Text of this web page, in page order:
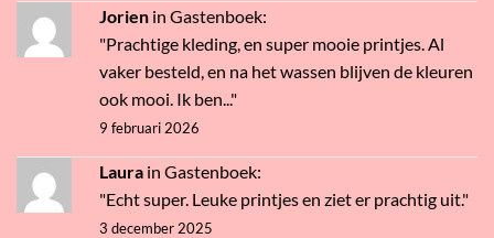
Jorien in Gastenboek:
"Prachtige kleding, en super mooie printjes. Al
vaker besteld, en na het wassen blijven de kleuren
ook mooi. Ik ben..."
9 februari 2026
Laura in Gastenboek:
"Echt super. Leuke printjes en ziet er prachtig uit."
3 december 2025